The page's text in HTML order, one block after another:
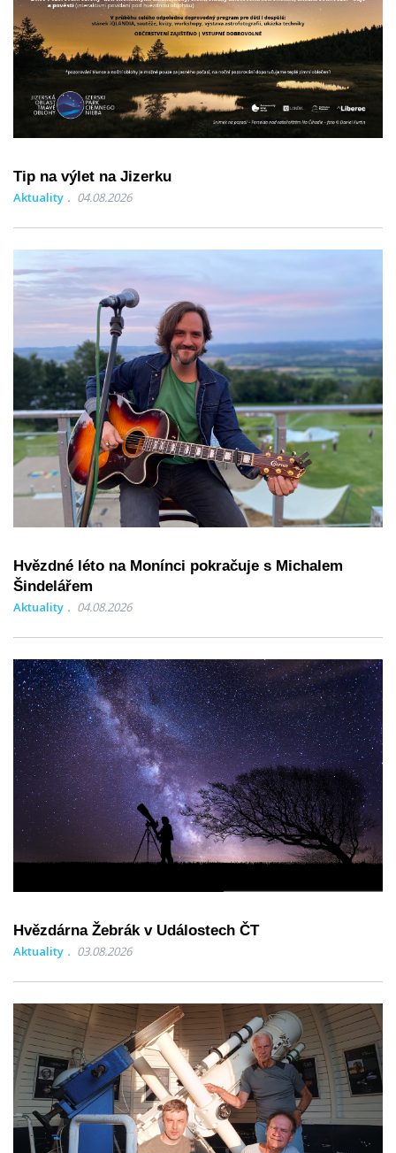
Tip na výlet na Jizerku
Aktuality 04.08.2026
Hvězdné léto na Monínci pokračuje s Michalem
Šindelářem
Aktuality 04.08.2026
Hvězdárna Žebrák v Událostech ČT
Aktuality 03.08.2026